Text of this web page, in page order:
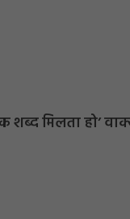
शब्द मिलता हो’